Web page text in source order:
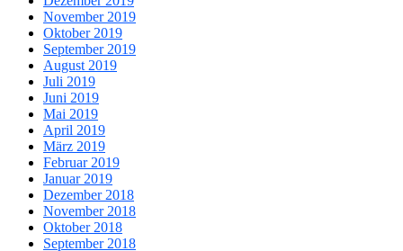
November 2019
Oktober 2019
September 2019
August 2019
Juli 2019
Juni 2019
Mai 2019
April 2019
März 2019
Februar 2019
Januar 2019
Dezember 2018
November 2018
Oktober 2018
September 2018